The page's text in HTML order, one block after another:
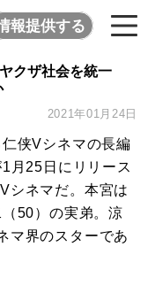
報提供する
クザ社会を統一
2021年01月24日
侠Vシネマの長編
月25日にリリース
シネマだ。本宮は
50）の実弟。涼
マ界のスターであ